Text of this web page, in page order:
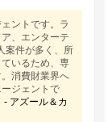
ントです。ラ
、エンターテ
案件が多く、所
いるため、専
消費財業界へ
ジェントで
アズール＆カ